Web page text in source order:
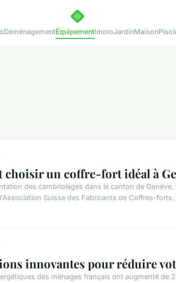
DéménagementÉquipementImmoJardinMaison
choisir un coffre-fort idéal à
des cambriolages dans le canton de
Suisse des Fabricants de Coffres-forts,
innovantes pour réduire
des ménages français ont augmenté de